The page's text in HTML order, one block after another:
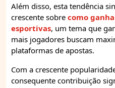
Além disso, esta tendência
crescente sobre como
esportivas, um tema que
mais jogadores buscam
plataformas de apostas.
Com a crescente
consequente contribuição